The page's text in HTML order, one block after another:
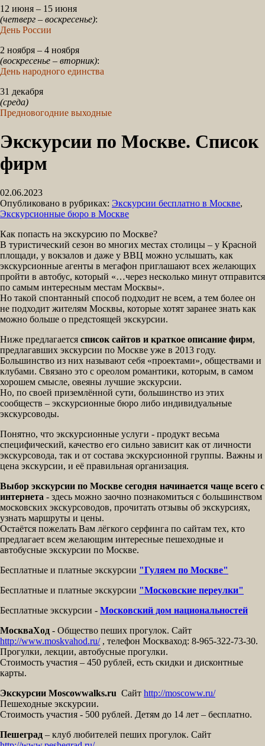
12 июня – 15 июня
(четверг – воскресенье):
День России
2 ноября – 4 ноября
(воскресенье – вторник):
День народного единства
31 декабря
(среда)
Предновогодние выходные
Экскурсии по Москве. Список
фирм
02.06.2023
Опубликовано в рубриках: Экскурсии бесплатно в Москве,
Экскурсионные бюро в Москве
Как попасть на экскурсию по Москве?
В туристический сезон во многих местах столицы – у Красной
площади, у вокзалов и даже у ВВЦ можно услышать, как
экскурсионные агенты в мегафон приглашают всех желающих
пройти в автобус, который «…через несколько минут отправится
по самым интересным местам Москвы».
Но такой спонтанный способ подходит не всем, а тем более он
не подходит жителям Москвы, которые хотят заранее знать как
можно больше о предстоящей экскурсии.
Ниже предлагается список сайтов и краткое описание фирм,
предлагавших экскурсии по Москве уже в 2013 году.
Большинство из них называют себя «проектами», обществами и
клубами. Связано это с ореолом романтики, которым, в самом
хорошем смысле, овеяны лучшие экскурсии.
Но, по своей приземлённой сути, большинство из этих
сообществ – экскурсионные бюро либо индивидуальные
экскурсоводы.
Понятно, что экскурсионные услуги - продукт весьма
специфический, качество его сильно зависит как от личности
экскурсовода, так и от состава экскурсионной группы. Важны и
цена экскурсии, и её правильная организация.
Выбор экскурсии по Москве сегодня начинается чаще всего с
интернета - здесь можно заочно познакомиться с большинством
московских экскурсоводов, прочитать отзывы об экскурсиях,
узнать маршруты и цены.
Остаётся пожелать Вам лёгкого серфинга по сайтам тех, кто
предлагает всем желающим интересные пешеходные и
автобусные экскурсии по Москве.
Бесплатные и платные экскурсии "Гуляем по Москве"
Бесплатные и платные экскурсии "Московские переулки"
Бесплатные экскурсии - Московский дом национальностей
МоскваХод - Общество пеших прогулок. Сайт
http://www.moskvahod.ru/, телефон Москваход: 8-965-322-73-30.
Прогулки, лекции, автобусные прогулки.
Стоимость участия – 450 рублей, есть скидки и дисконтные
карты.
Экскурсии Moscowwalks.ru Сайт http://moscoww.ru/
Пешеходные экскурсии.
Стоимость участия - 500 рублей. Детям до 14 лет – бесплатно.
Пешеград – клуб любителей пеших прогулок. Сайт